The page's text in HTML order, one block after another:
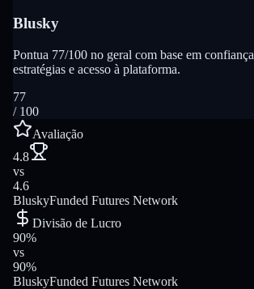
Blusky
Pontua 77/100 no geral com base em
estratégias e acesso à plataforma.
77
/ 100
Avaliação
4.8
vs
4.6
BluskyFunded Futures Network
Divisão de Lucro
90%
vs
90%
BluskyFunded Futures Network